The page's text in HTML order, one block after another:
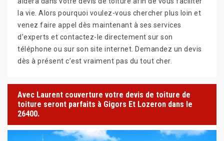
la vie. Alors pourquoi voulez-vous chercher plus loin et
venez faire appel dès maintenant à ses services
d’experts et contactez-le directement sur son
téléphone ou sur son site internet. Demandez un devis
dès à présent c’est vraiment pas du tout cher.
Avec Laurent couverture votre devis de toiture de
toiture seront parfaits à Gigors Et Lozeron dans le
26400.